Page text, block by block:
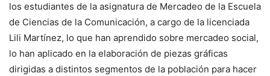
los estudiantes de la asignatura de Mercadeo de la Escuela
de Ciencias de la Comunicación, a cargo de la licenciada
Lili Martínez, lo que han aprendido sobre mercadeo social,
lo han aplicado en la elaboración de piezas gráficas
dirigidas a distintos segmentos de la población para hacer